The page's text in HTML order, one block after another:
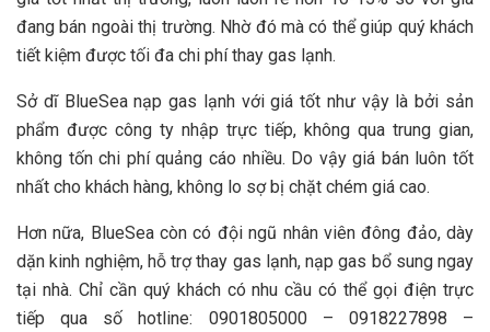
đang bán ngoài thị trường. Nhờ đó mà có thể giúp quý khách
tiết kiệm được tối đa chi phí thay gas lạnh.
Sở dĩ BlueSea nạp gas lạnh với giá tốt như vậy là bởi sản
phẩm được công ty nhập trực tiếp, không qua trung gian,
không tốn chi phí quảng cáo nhiều. Do vậy giá bán luôn tốt
nhất cho khách hàng, không lo sợ bị chặt chém giá cao.
Hơn nữa, BlueSea còn có đội ngũ nhân viên đông đảo, dày
dặn kinh nghiệm, hỗ trợ thay gas lạnh, nạp gas bổ sung ngay
tại nhà. Chỉ cần quý khách có nhu cầu có thể gọi điện trực
tiếp qua số hotline: 0901805000 – 0918227898 –